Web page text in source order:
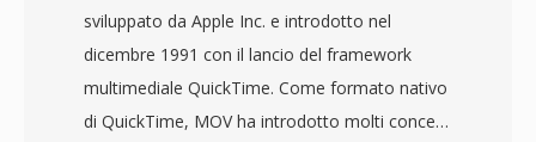
sviluppato da Apple Inc. e introdotto nel
dicembre 1991 con il lancio del framework
multimediale QuickTime. Come formato nativo
di QuickTime, MOV ha introdotto molti concetti